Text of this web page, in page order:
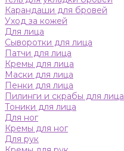
Карандаши для бровей
Уход за кожей
Для лица
Сыворотки для лица
Патчи для лица
Кремы для лица
Маски для лица
Пенки для лица
Пилинги и скрабы для лица
Тоники для лица
Для ног
Кремы для ног
Для рук